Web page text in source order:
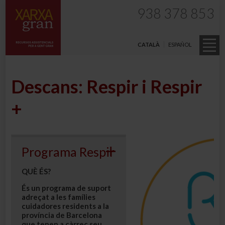
CATALÀ ESPAÑOL
938 378 853
Descans: Respir i Respir
+
Programa Respir
QUÈ ÉS?
És un programa de suport
adreçat a les famílies
cuidadores residents a la
província de Barcelona